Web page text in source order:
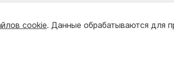
cookie. Данные обрабатываются для